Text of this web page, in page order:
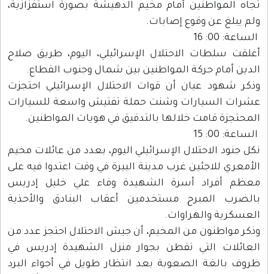
تجاه المواطنين أمام مخيم الدهيشة بصورة استفزازية،
ولم يبلغ عن وقوع إصابات.
الساعة: 00: 16
أغلقت سلطات الاحتلال الإسرائيلي، اليوم، طريق صلاح
الدين أمام حركة المواطنين بين شمال وجنوب القطاع.
وذكر شهود عيان أن قوات الاحتلال الإسرائيلي احتجزت
عشرات السيارات وشنت حملة تفتيش واسعة للسيارات
المحتجزة قامت خلالها بالتدقيق في هويات المواطنين.
الساعة: 00: 15
نكل جنود الاحتلال الإسرائيلي اليوم، بعدد من عائلات مخيم
الأمعري للاجئين غرب مدينة البيرة في وقت اعتدوا فيه على
معظم أفراد أسرة الشهيدة وفاء علي خليل إدريس
بالضرب المبرح مستخدمين أعقاب البنادق والأحذية
العسكرية والهراوات.
وذكر مواطنون من المخيم، أن جيش الاحتلال احتجز عدد من
العائلات التي تقطن بجوار منزل الشهيدة إدريس في
ظروف بالغة الصعوبة بعد انتظار طويل في أجواء البرد